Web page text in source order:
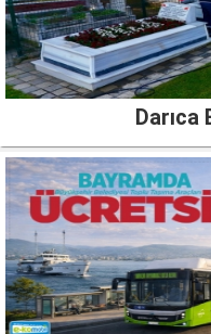
Darıca